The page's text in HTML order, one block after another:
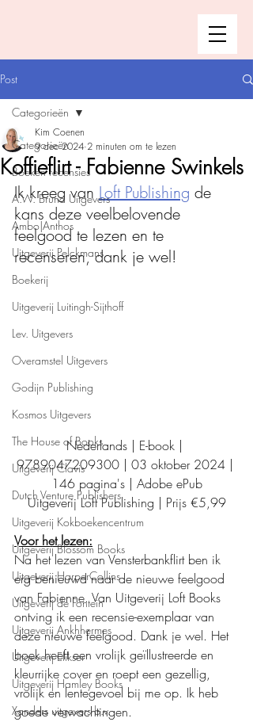
Post
Categorieën
Boeken recensies
A.W. Bruna Uitgevers
Ambo|Anthos
Uitgeverij Pelckmans
Boekerij
Uitgeverij Luitingh-Sijthoff
Lev. Uitgevers
Overamstel Uitgevers
Godijn Publishing
Kosmos Uitgevers
The House of Books
Uitgeverij Clavis
Dutch Venture Publishers
Uitgeverij Kokboekencentrum
Uitgeverij Blossom Books
Uitgeverij HarperCollins
Uitgeverij de Fontein
Uitgeverij Ankhhermes
Uitgeverij Elikser
Uitgeverij Hamley Books
Xanders uitgevers b.v.
Categorieën
Koffieflirt - Fabienne Swinkels
Kim Coenen
9 dec 2024 2 minuten om te lezen
Ik kreeg van Loft Publishing de
kans deze veelbelovende
feelgood te lezen en te
recenseren, dank je wel!
Nederlands | E-book |
9789047209300 | 03 oktober 2024 |
146 pagina's | Adobe ePub
Uitgeverij Loft Publishing | Prijs €5,99
Voor het lezen:
Na het lezen van Vensterbankflirt ben ik
erg benieuwd naar de nieuwe feelgood
van Fabienne. Van Uitgeverij Loft Books
ontving ik een recensie-exemplaar van
deze nieuwe feelgood. Dank je wel. Het
boek heeft een vrolijk geïllustreerde en
kleurrijke cover en roept een gezellig,
vrolijk en lentegevoel bij me op. Ik heb
goede verwachtingen.